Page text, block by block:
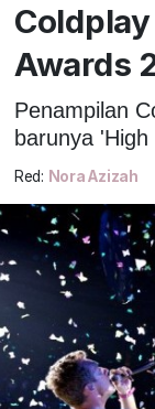
Awards
Penampilan
barunya 'High
Red: Nora Azizah